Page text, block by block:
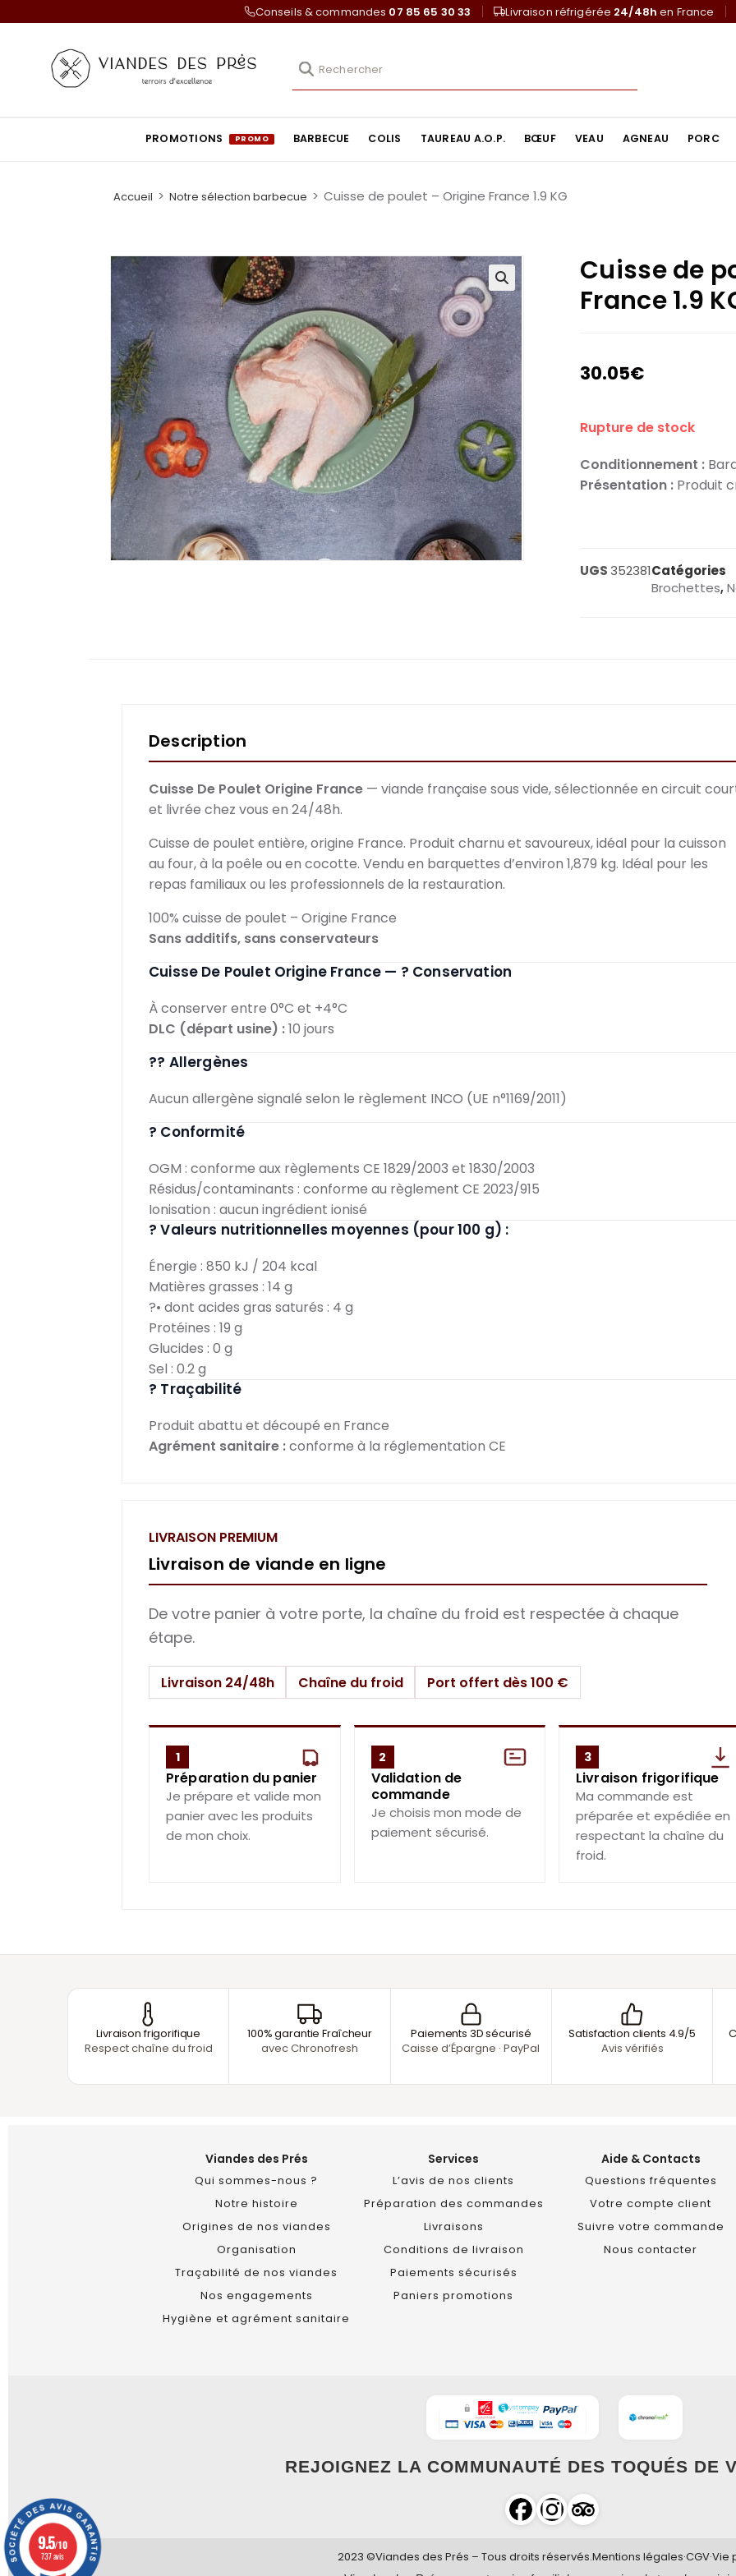
Conseils & commandes 07 85 65 30 33 Livraison réfrigérée 24/48h en France
PROMOTIONS BARBECUE COLIS TAUREAU A.O.P. BŒUF VEAU AGNEAU PORC
Accueil > Notre sélection barbecue > Cuisse de poulet – Origine France 1.9 KG
🔍
Cuisse de
France 1.9
30.05€
Rupture de stock
Conditionnement :
Présentation : Produit
UGS352381Catégories
Brochettes,
Description
Cuisse De Poulet Origine France — viande française sous vide, sélectionnée en circuit
et livrée chez vous en 24/48h.
Cuisse de poulet entière, origine France. Produit charnu et savoureux, idéal pour la cuisson
au four, à la poêle ou en cocotte. Vendu en barquettes d’environ 1,879 kg. Idéal pour les
repas familiaux ou les professionnels de la restauration.
100% cuisse de poulet – Origine France
Sans additifs, sans conservateurs
Cuisse De Poulet Origine France — ? Conservation
À conserver entre 0°C et +4°C
DLC (départ usine) :10 jours
?? Allergènes
Aucun allergène signalé selon le règlement INCO (UE n°1169/2011)
? Conformité
OGM : conforme aux règlements CE 1829/2003 et 1830/2003
Résidus/contaminants : conforme au règlement CE 2023/915
Ionisation : aucun ingrédient ionisé
? Valeurs nutritionnelles moyennes (pour 100 g) :
Énergie : 850 kJ / 204 kcal
Matières grasses : 14 g
?• dont acides gras saturés : 4 g
Protéines : 19 g
Glucides : 0 g
Sel : 0.2 g
? Traçabilité
Produit abattu et découpé en France
Agrément sanitaire :conforme à la réglementation CE
LIVRAISON PREMIUM
Livraison de viande en ligne
De votre panier à votre porte, la chaîne du froid est respectée à chaque
étape.
Livraison 24/48h Chaîne du froid Port offert dès 100 €
1
Préparation du panier
Je prépare et valide mon
panier avec les produits
de mon choix.
2
Validation de
commande
Je choisis mon mode de
paiement sécurisé.
3
Livraison frigorifique
Ma commande est
préparée et expédiée en
respectant la chaîne du
froid.
Livraison frigorifique
Respect chaîne du froid
100% garantie Fraîcheur
avec Chronofresh
Paiements 3D sécurisé
Caisse d’Épargne · PayPal
Satisfaction clients 4.9/5
Avis vérifiés
Viandes des Prés
Qui sommes-nous ?
Notre histoire
Origines de nos viandes
Organisation
Traçabilité de nos viandes
Nos engagements
Hygiène et agrément sanitaire
Services
L’avis de nos clients
Préparation des commandes
Livraisons
Conditions de livraison
Paiements sécurisés
Paniers promotions
Aide & Contacts
Questions fréquentes
Votre compte client
Suivre votre commande
Nous contacter
REJOIGNEZ LA COMMUNAUTÉ DES TOQUÉS DE
2023 ©Viandes des Prés – Tous droits réservés.Mentions légales·CGV·Vie
9.5/10
737 avis